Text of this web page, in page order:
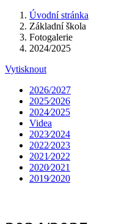
Úvodní stránka
Základní škola
Fotogalerie
2024/2025
Vytisknout
2026/2027
2025⁄2026
2024⁄2025
Videa
2023⁄2024
2022⁄2023
2021⁄2022
2020⁄2021
2019⁄2020